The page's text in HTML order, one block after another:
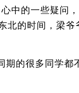
中的一些疑问
北的时间，梁
的很多同学都